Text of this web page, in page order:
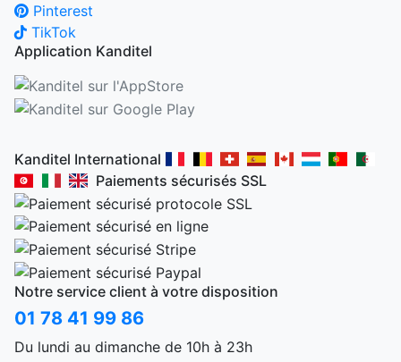
Pinterest
TikTok
Application Kanditel
Kanditel International
Paiements sécurisés SSL
Notre service client à votre disposition
01 78 41 99 86
Du lundi au dimanche de 10h à 23h